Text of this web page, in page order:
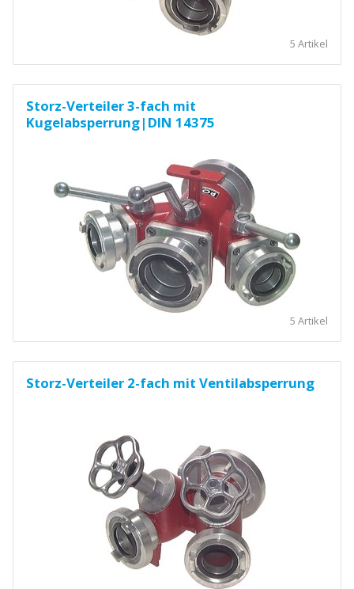
5 Artikel
Storz-Verteiler 3-fach mit
Kugelabsperrung|DIN 14375
5 Artikel
Storz-Verteiler 2-fach mit Ventilabsperrung